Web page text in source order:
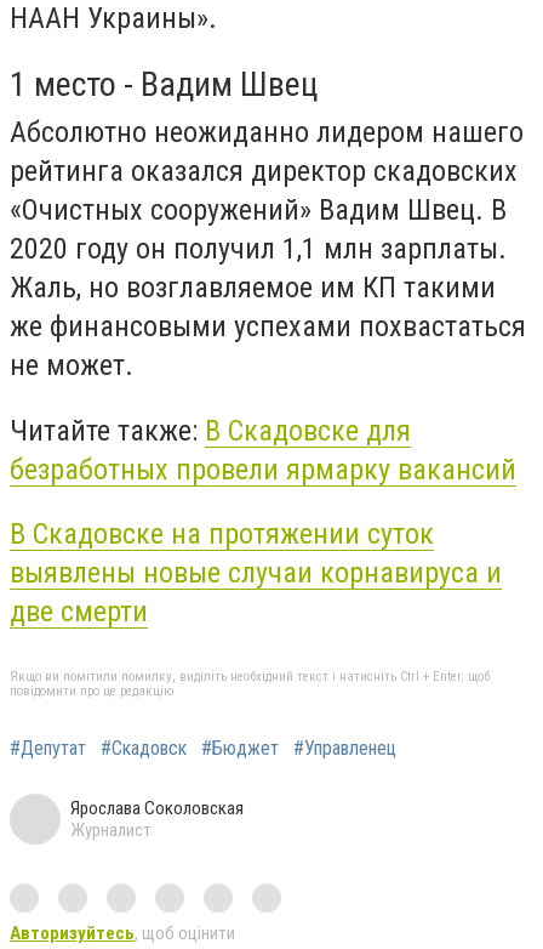
НААН Украины».
1 место - Вадим Швец
Абсолютно неожиданно лидером нашего
рейтинга оказался директор скадовских
«Очистных сооружений» Вадим Швец. В
2020 году он получил 1,1 млн зарплаты.
Жаль, но возглавляемое им КП такими
же финансовыми успехами похвастаться
не может.
Читайте также: В Скадовске для
безработных провели ярмарку вакансий
В Скадовске на протяжении суток
выявлены новые случаи корнавируса и
две смерти
Якщо ви помітили помилку, виділіть необхідний текст і натисніть Ctrl + Enter, щоб
повідомити про це редакцію
#Депутат #Скадовск #Бюджет #Управленец
Ярослава Соколовская
Журналист
Авторизуйтесь, щоб оцінити